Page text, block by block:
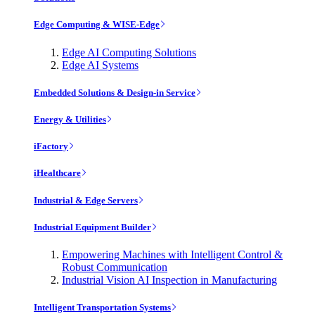
Edge Computing & WISE-Edge
Edge AI Computing Solutions
Edge AI Systems
Embedded Solutions & Design-in Service
Energy & Utilities
iFactory
iHealthcare
Industrial & Edge Servers
Industrial Equipment Builder
Empowering Machines with Intelligent Control &
Robust Communication
Industrial Vision AI Inspection in Manufacturing
Intelligent Transportation Systems